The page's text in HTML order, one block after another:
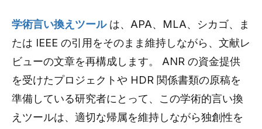
学術言い換えツールは、APA、MLA、シカゴ、ま
たは IEEE の引用をそのまま維持しながら、文献レ
ビューの文章を再構成します。 ANR の資金提供
を受けたプロジェクトや HDR 関係書類の原稿を
準備している研究者にとって、この学術的言い換
えツールは、適切な帰属を維持しながら独創性を